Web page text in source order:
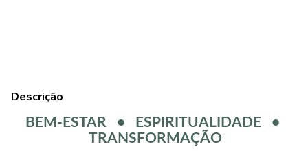
Descrição
BEM-ESTAR • ESPIRITUALIDADE •
TRANSFORMAÇÃO